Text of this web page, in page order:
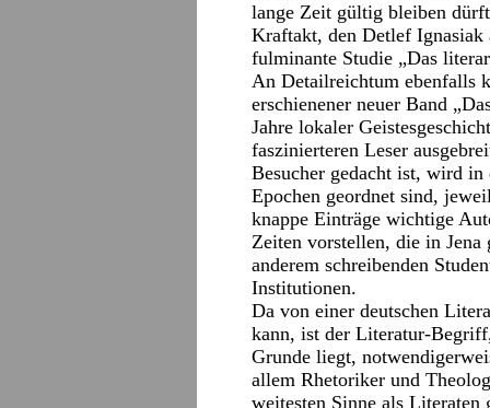
lange Zeit gültig bleiben
Kraftakt, den Detlef Ignasiak
fulminante Studie „Das
An Detailreichtum ebenfalls
erschienener neuer Band
Jahre lokaler
faszinierteren Leser
Besucher gedacht ist, wird
Epochen geordnet sind,
knappe Einträge wichtige
Zeiten vorstellen, die in
anderem schreibenden
Institutionen.
Da von einer deutschen
kann, ist der Literatur-
Grunde liegt,
allem Rhetoriker und
weitesten Sinne als